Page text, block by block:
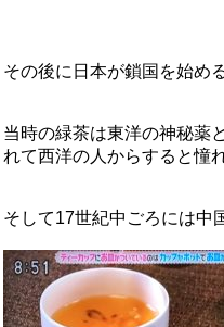
その後に日本が鎖国を始め
当時の緑茶は東洋の神秘薬
れて西洋の人からすると憧
そして17世紀中ごろには中